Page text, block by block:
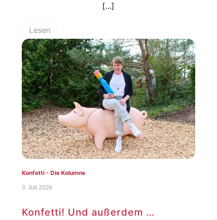
[…]
Lesen
Konfetti - Die Kolumne
3. Juli 2026
Konfetti! Und außerdem …